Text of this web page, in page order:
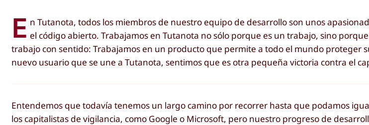
E n Tutanota, todos los miembros de nuestro equipo de desarrollo son unos
el código abierto. Trabajamos en Tutanota no sólo porque es un trabajo, sino
trabajo con sentido: Trabajamos en un producto que permite a todo el mundo proteger
nuevo usuario que se une a Tutanota, sentimos que es otra pequeña victoria contra el
Entendemos que todavía tenemos un largo camino por recorrer hasta que podamos
los capitalistas de vigilancia, como Google o Microsoft, pero nuestro progreso de